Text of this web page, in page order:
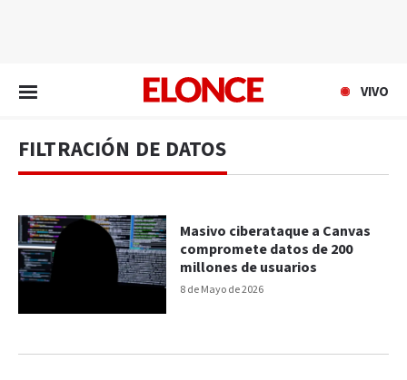
VIVO
FILTRACIÓN DE DATOS
8 de Mayo de 2026
Masivo ciberataque a Canvas
compromete datos de 200
millones de usuarios